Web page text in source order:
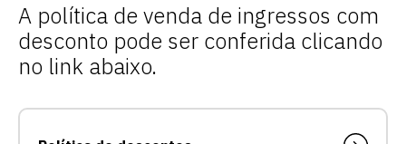
A política de venda de ingressos com
desconto pode ser conferida clicando
no link abaixo.